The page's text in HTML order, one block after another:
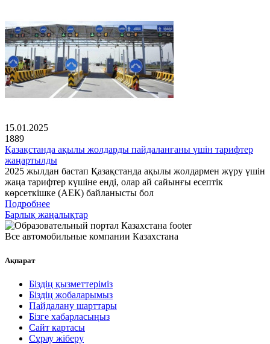
15.01.2025
1889
Қазақстанда ақылы жолдарды пайдаланғаны үшін тарифтер
жаңартылды
2025 жылдан бастап Қазақстанда ақылы жолдармен жүру үшін
жаңа тарифтер күшіне енді, олар ай сайынғы есептік
көрсеткішке (АЕК) байланысты бол
Подробнее
Барлық жаңалықтар
Все автомобильные компании Казахстана
Ақпарат
Біздің қызметтеріміз
Біздің жобаларымыз
Пайдалану шарттары
Бізге хабарласыңыз
Сайт картасы
Сұрау жіберу